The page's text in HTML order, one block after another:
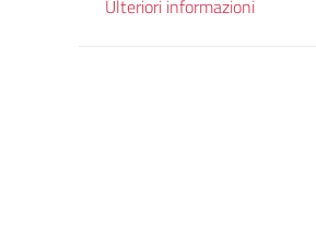
Ulteriori informazioni